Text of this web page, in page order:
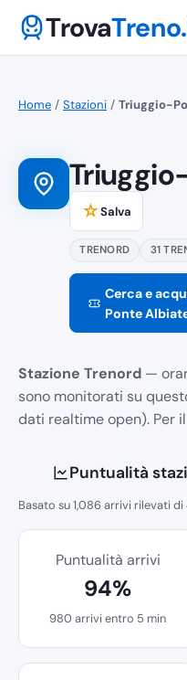
Trova
Home / Stazioni / Triuggio-
☆Salva
TRENORD 31
Cerca e
Ponte
Stazione Trenord —
sono monitorati su
dati realtime open). Per
Puntualità
Basato su 1,086 arrivi rilevati
Puntualità arrivi
94%
980 arrivi entro 5 min